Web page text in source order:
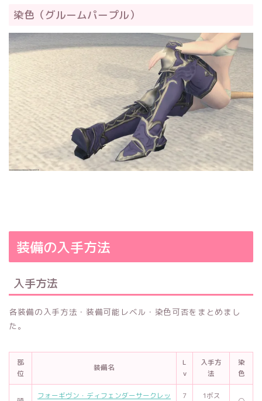
染色（グルームパープル）
装備の入手方法
入手方法
各装備の入手方法・装備可能レベル・染色可否をまとめまし
た。
部
位
装備名
L
v
入手方
法
染
色
フォーギヴン・ディフェンダーサークレッ 7 1ボス